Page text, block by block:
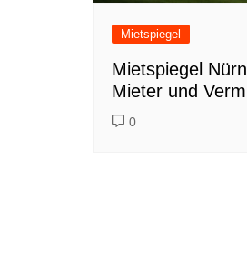
Mietspiegel
Mietspiegel
Mieter und
0